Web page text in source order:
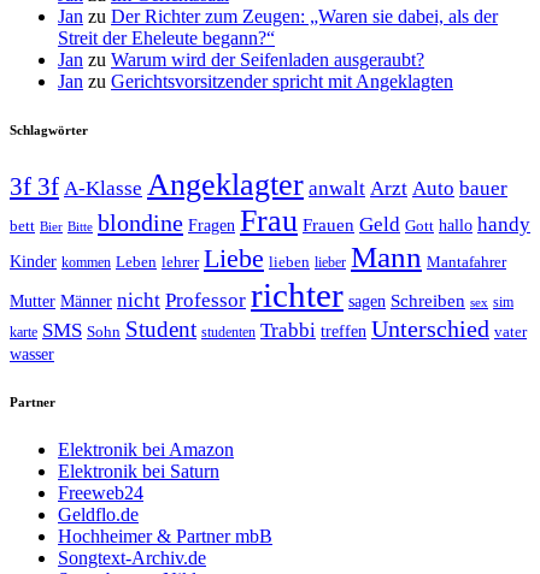
Jan zu Der Richter zum Zeugen: „Waren sie dabei, als der
Streit der Eheleute begann?“
Jan zu Warum wird der Seifenladen ausgeraubt?
Jan zu Gerichtsvorsitzender spricht mit Angeklagten
Schlagwörter
3f 3f A-Klasse Angeklagter anwalt Arzt Auto bauer
bett Bier Bitte blondine Fragen Frau Frauen Geld Gott hallo handy
Kinder kommen Leben lehrer Liebe lieben lieber Mann Mantafahrer
Mutter Männer nicht Professor richter sagen Schreiben sex sim
karte SMS Sohn Student studenten Trabbi treffen Unterschied vater
wasser
Partner
Elektronik bei Amazon
Elektronik bei Saturn
Freeweb24
Geldflo.de
Hochheimer & Partner mbB
Songtext-Archiv.de